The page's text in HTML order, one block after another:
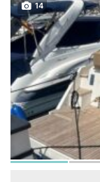
14